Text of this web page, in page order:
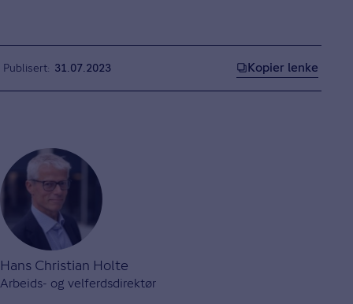
Publisert 31.07.2023 Kopier lenke
Hans Christian Holte
Arbeids- og velferdsdirektør